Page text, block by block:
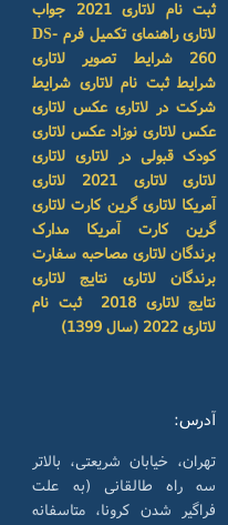
ثبت نام لاتاری 2021
جواب
لاتاری
راهنمای تکمیل فرم DS-
260
شرایط تصویر لاتاری
شرایط ثبت نام لاتاری شرایط
شرکت در لاتاری عکس لاتاری
عکس لاتاری نوزاد عکس لاتاری
کودک قبولی در لاتاری لاتاری
لاتاریلاتاری 2021
لاتاری
آمریکا لاتاری گرین کارت لاتاری
گرین کارت آمریکا
مدارک
برندگان لاتاری مصاحبه سفارت
برندگان لاتاری
نتایج لاتاری
نتایج لاتاری 2018
ثبت نام
لاتاری 2022 (سال 1399)
آدرس:
تهران، خیابان شریعتی، بالاتر
سه راه طالقانی (به علت
فراگیر شدن کرونا، متاسفانه